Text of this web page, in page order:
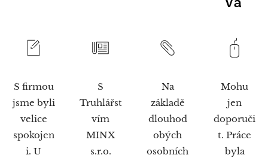
S firmou
jsme byli
velice
spokojen
i. U
S
Truhlářst
vím
MINX
s.r.o.
Na
základě
dlouhod
obých
osobních
Mohu
jen
doporuči
t. Práce
byla